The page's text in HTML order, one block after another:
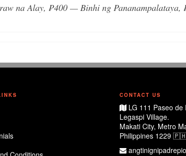
na Alay, ₱400 — Binhi ng
CONTACT US
LG 111 Paseo de
Legaspi Village.
Makati City, Metro
Philippines 1229